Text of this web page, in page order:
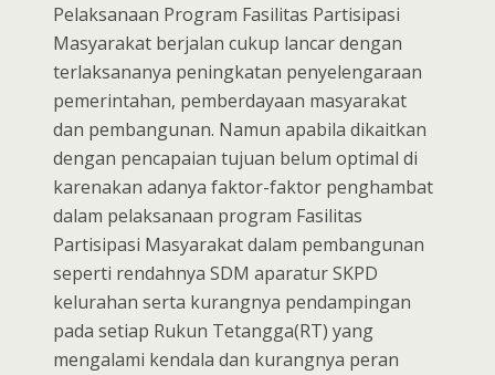
Pelaksanaan Program Fasilitas Partisipasi
Masyarakat berjalan cukup lancar dengan
terlaksananya peningkatan penyelengaraan
pemerintahan, pemberdayaan masyarakat
dan pembangunan. Namun apabila dikaitkan
dengan pencapaian tujuan belum optimal di
karenakan adanya faktor-faktor penghambat
dalam pelaksanaan program Fasilitas
Partisipasi Masyarakat dalam pembangunan
seperti rendahnya SDM aparatur SKPD
kelurahan serta kurangnya pendampingan
pada setiap Rukun Tetangga(RT) yang
mengalami kendala dan kurangnya peran